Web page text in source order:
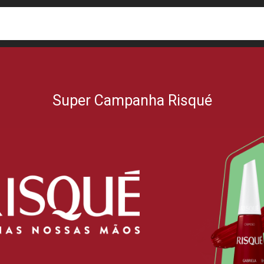
Super Campanha Risqué